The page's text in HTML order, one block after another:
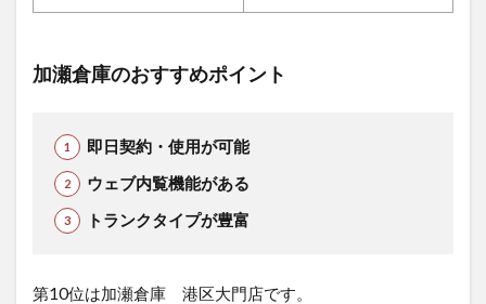
加瀬倉庫のおすすめポイント
即日契約・使用が可能
ウェブ内覧機能がある
トランクタイプが豊富
第10位は加瀬倉庫 港区大門店です。